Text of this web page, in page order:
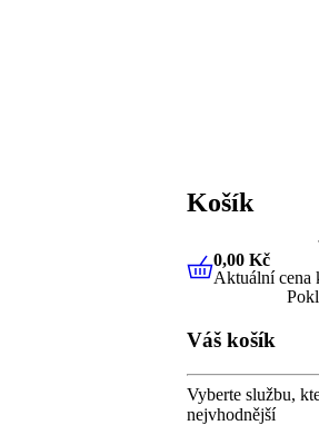
Košík
0,00 Kč
0,00 Kč
Aktuální cena
Váš košík
Vyberte službu,
nejvhodnější